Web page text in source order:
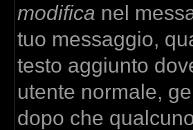
modifica nel
tuo messaggio,
testo aggiunto
utente normale,
dopo che